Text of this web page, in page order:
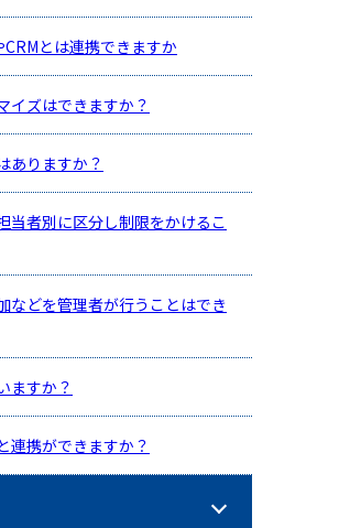
CRMとは連携できますか
イズはできますか？
ありますか？
当者別に区分し制限をかけるこ
などを管理者が行うことはでき
ますか？
連携ができますか？